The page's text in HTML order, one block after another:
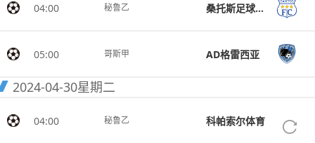
04:00 秘鲁乙 桑托斯足球俱乐部
05:00 哥斯甲 AD格雷西亚
2024-04-30星期二
04:00 秘鲁乙 科帕索尔体育